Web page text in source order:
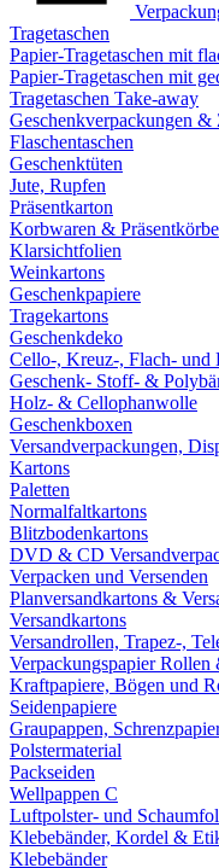
Tragetaschen
Papier-Tragetaschen mit
Papier-Tragetaschen mit
Tragetaschen Take-away
Geschenkverpackungen &
Flaschentaschen
Geschenktüten
Jute, Rupfen
Präsentkarton
Korbwaren & Präsentkörbe
Klarsichtfolien
Weinkartons
Geschenkpapiere
Tragekartons
Geschenkdeko
Cello-, Kreuz-, Flach- und
Geschenk- Stoff- &
Holz- & Cellophanwolle
Geschenkboxen
Versandverpackungen,
Kartons
Paletten
Normalfaltkartons
Blitzbodenkartons
DVD & CD
Verpacken und Versenden
Planversandkartons &
Versandkartons
Versandrollen, Trapez-,
Verpackungspapier
Kraftpapiere, Bögen und
Seidenpapiere
Graupappen,
Polstermaterial
Packseiden
Wellpappen C
Luftpolster- und
Klebebänder, Kordel &
Klebebänder